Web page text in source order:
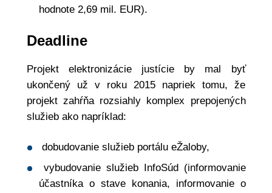
hodnote 2,69 mil. EUR).
Deadline
Projekt elektronizácie justície by mal byť
ukončený už v roku 2015 napriek tomu, že
projekt zahŕňa rozsiahly komplex prepojených
služieb ako napríklad:
dobudovanie služieb portálu eŽaloby,
vybudovanie služieb InfoSúd (informovanie
účastníka o stave konania, informovanie o